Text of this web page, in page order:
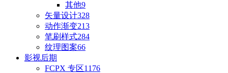
其他9
矢量设计328
动作渐变213
笔刷样式284
纹理图案66
影视后期
FCPX 专区1176